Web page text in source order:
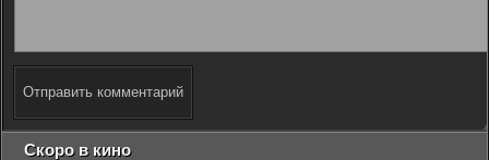
Отправить комментарий
Скоро в кино